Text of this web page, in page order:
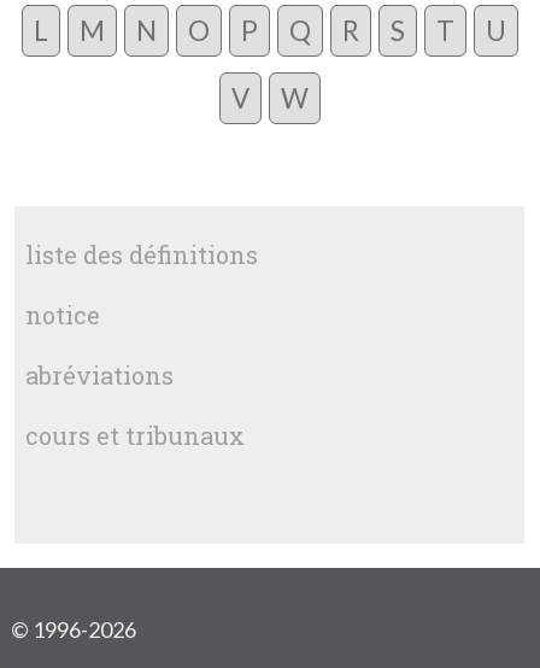
L M N O P Q R S T U
V W
liste des définitions
notice
abréviations
cours et tribunaux
© 1996-2026